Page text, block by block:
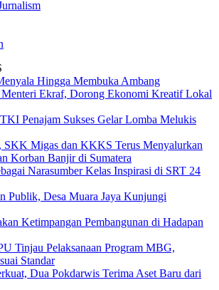
Hingga Membuka Ambang
Ekraf, Dorong Ekonomi Kreatif Lokal
Penajam Sukses Gelar Lomba Melukis
SKK Migas dan KKKS Terus Menyalurkan
Korban Banjir di Sumatera
Narasumber Kelas Inspirasi di SRT 24
Publik, Desa Muara Jaya Kunjungi
Ketimpangan Pembangunan di Hadapan
Tinjau Pelaksanaan Program MBG,
Standar
Dua Pokdarwis Terima Aset Baru dari